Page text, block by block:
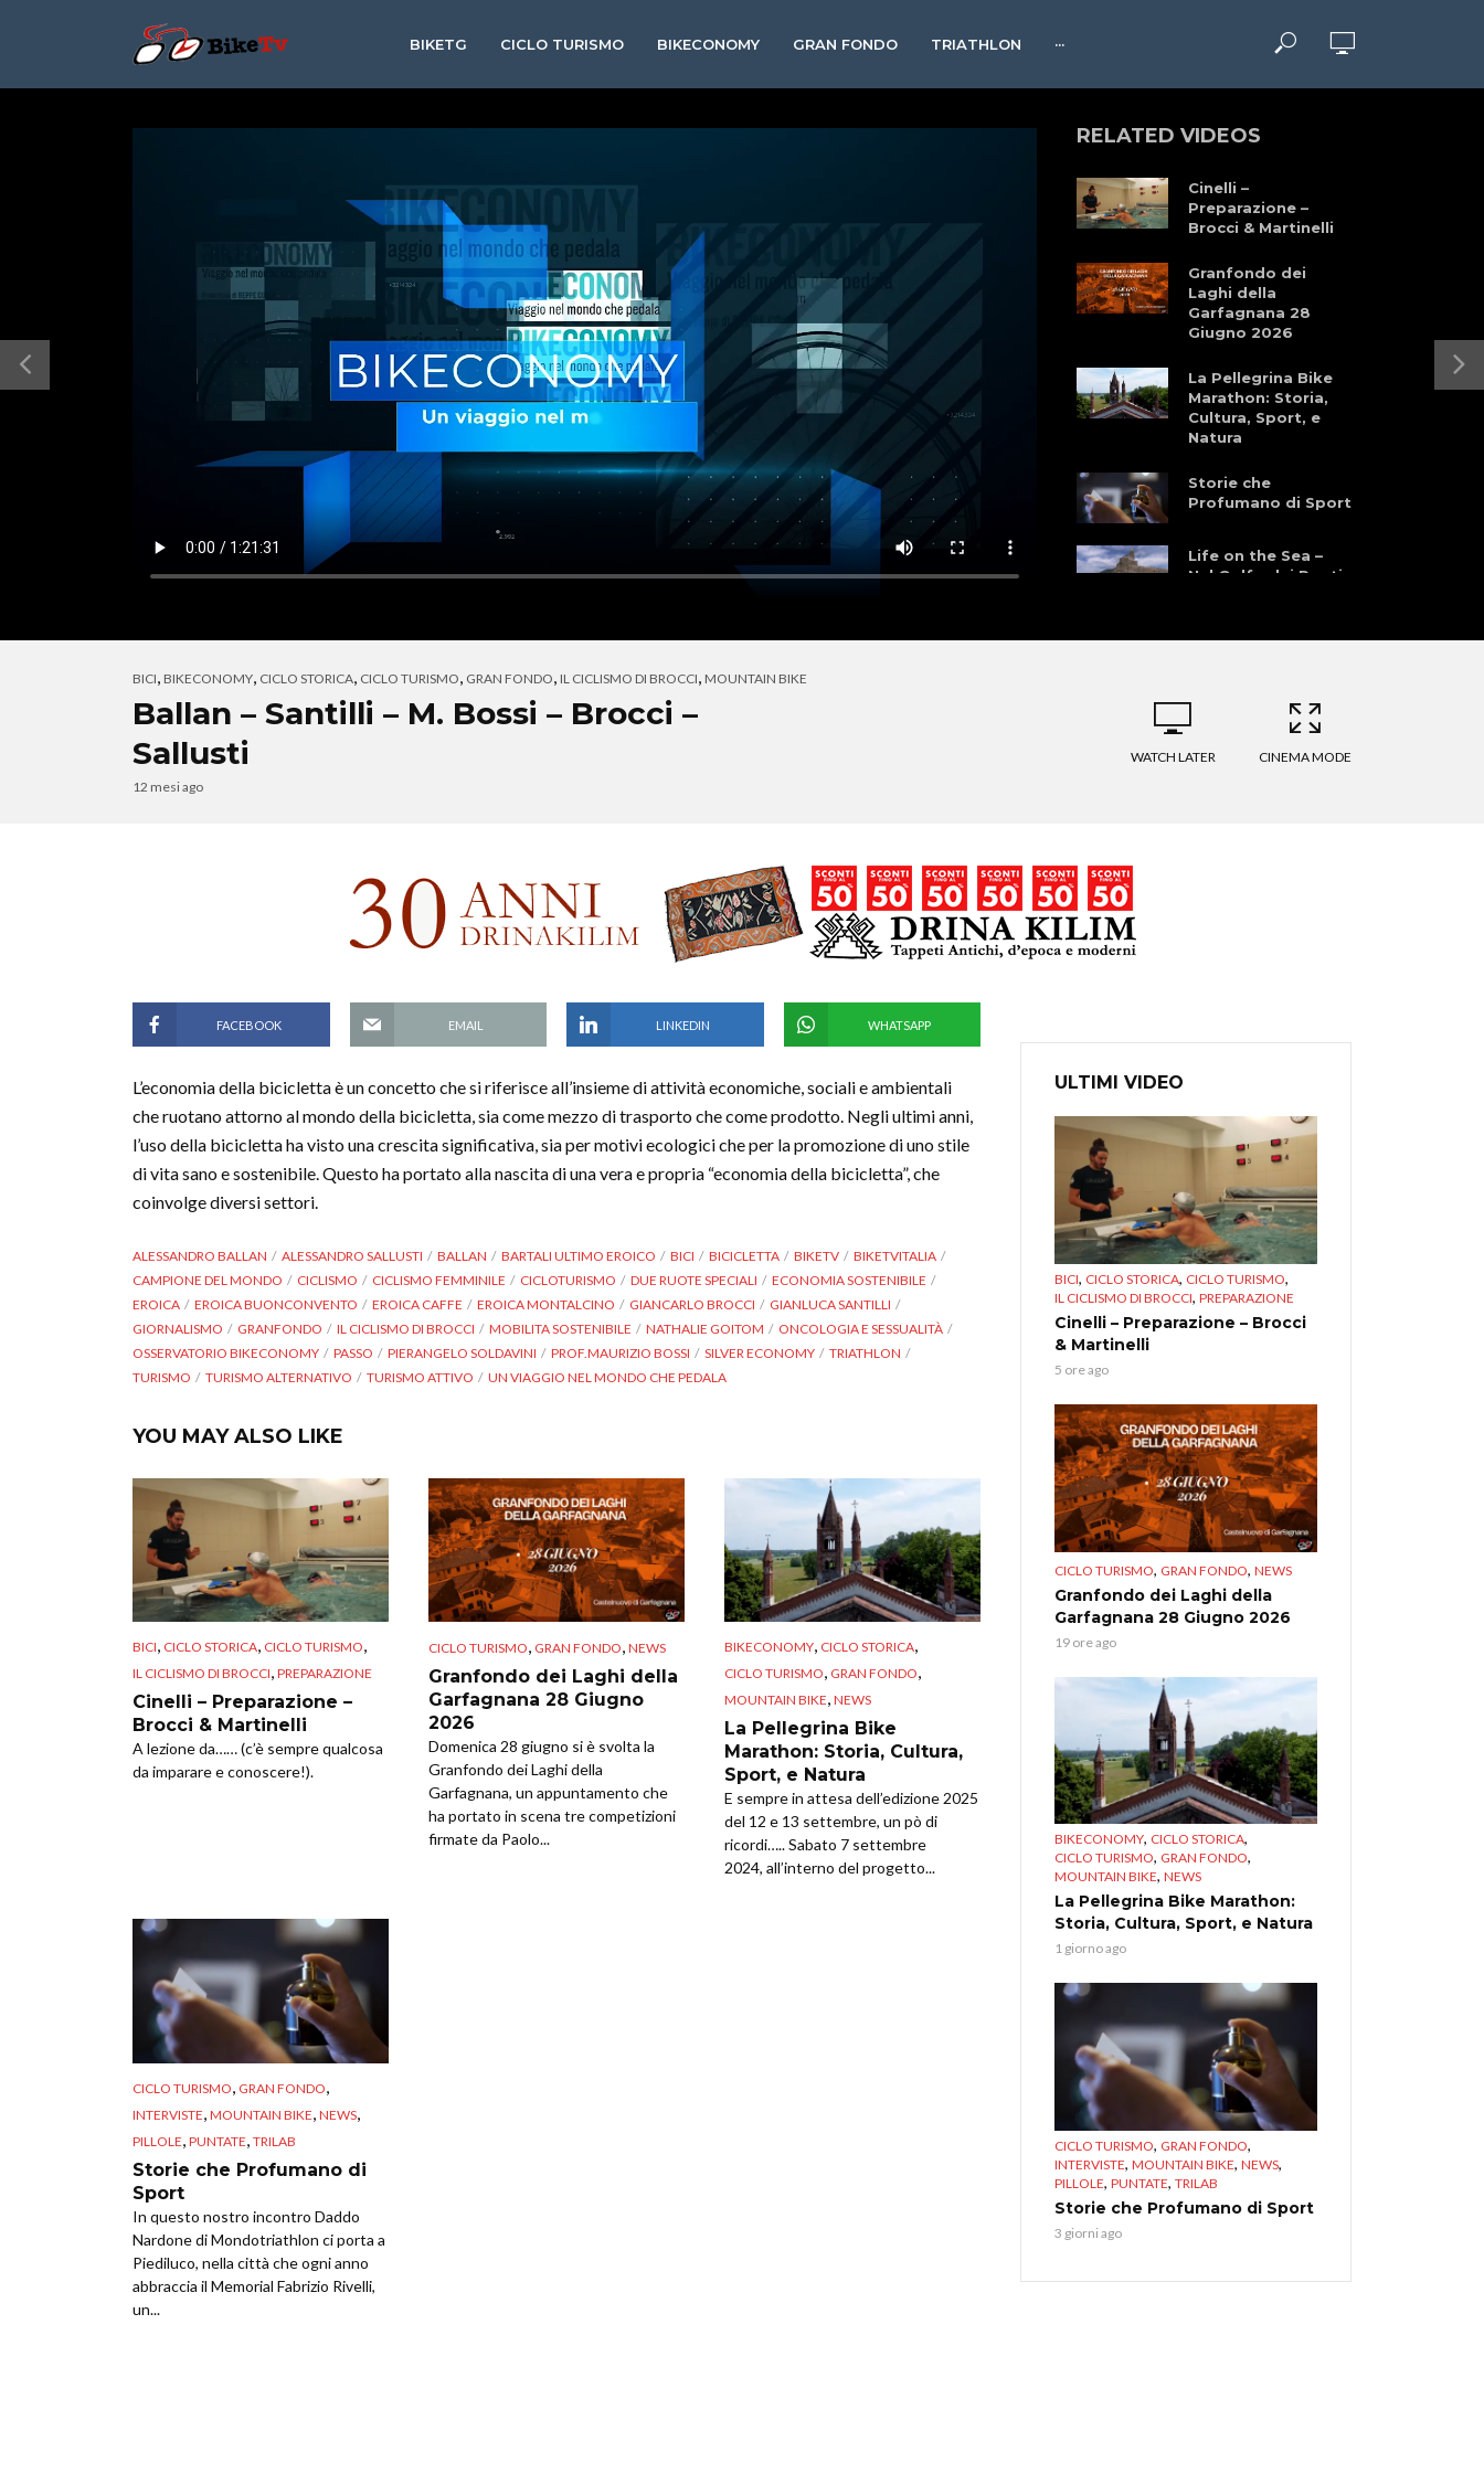
BIKETG CICLO TURISMO BIKECONOMY GRAN FONDO TRIATHLON ···
RELATED VIDEOS
Cinelli –
Preparazione –
Brocci & Martinelli
Granfondo dei
Laghi della
Garfagnana 28
Giugno 2026
La Pellegrina Bike
Marathon: Storia,
Cultura, Sport, e
Natura
Storie che
Profumano di Sport
Life on the Sea –
Nel Golfo dei Poeti
BICI, BIKECONOMY, CICLO STORICA, CICLO TURISMO, GRAN FONDO, IL CICLISMO DI BROCCI, MOUNTAIN BIKE
Ballan – Santilli – M. Bossi – Brocci –
Sallusti
12 mesi ago
WATCH LATER CINEMA MODE
FACEBOOK EMAIL LINKEDIN WHATSAPP
L’economia della bicicletta è un concetto che si riferisce all’insieme di attività economiche, sociali e ambientali
che ruotano attorno al mondo della bicicletta, sia come mezzo di trasporto che come prodotto. Negli ultimi anni,
l’uso della bicicletta ha visto una crescita significativa, sia per motivi ecologici che per la promozione di uno stile
di vita sano e sostenibile. Questo ha portato alla nascita di una vera e propria “economia della bicicletta”, che
coinvolge diversi settori.
ALESSANDRO BALLAN ALESSANDRO SALLUSTI BALLAN BARTALI ULTIMO EROICO BICI BICICLETTA BIKETV
BIKETVITALIA
CAMPIONE DEL MONDO
CICLISMO CICLISMO FEMMINILE CICLOTURISMO DUE RUOTE SPECIALI
ECONOMIA SOSTENIBILE
EROICA
EROICA BUONCONVENTO EROICA CAFFE EROICA MONTALCINO GIANCARLO BROCCI
GIANLUCA SANTILLI
GIORNALISMO
GRANFONDO IL CICLISMO DI BROCCI MOBILITA SOSTENIBILE NATHALIE GOITOM
ONCOLOGIA E SESSUALITÀ
OSSERVATORIO BIKECONOMY
PASSO PIERANGELO SOLDAVINI PROF.MAURIZIO BOSSI SILVER ECONOMY
TRIATHLON
TURISMO
TURISMO ALTERNATIVO TURISMO ATTIVO UN VIAGGIO NEL MONDO CHE PEDALA
YOU MAY ALSO LIKE
BICI, CICLO STORICA, CICLO TURISMO,
IL CICLISMO DI BROCCI, PREPARAZIONE
Cinelli – Preparazione –
Brocci & Martinelli
A lezione da…… (c’è sempre qualcosa
da imparare e conoscere!).
CICLO TURISMO, GRAN FONDO, NEWS
Granfondo dei Laghi della
Garfagnana 28 Giugno
2026
Domenica 28 giugno si è svolta la
Granfondo dei Laghi della
Garfagnana, un appuntamento che
ha portato in scena tre competizioni
firmate da Paolo...
BIKECONOMY, CICLO STORICA,
CICLO TURISMO, GRAN FONDO,
MOUNTAIN BIKE, NEWS
La Pellegrina Bike
Marathon: Storia, Cultura,
Sport, e Natura
E sempre in attesa dell’edizione 2025
del 12 e 13 settembre, un pò di
ricordi….. Sabato 7 settembre
2024, all’interno del progetto...
CICLO TURISMO GRAN FONDO
INTERVISTE MOUNTAIN BIKE NEWS
PILLOLE PUNTATE TRILAB
Storie che Profumano di
Sport
In questo nostro incontro Daddo
Nardone di Mondotriathlon ci porta a
Piediluco, nella città che ogni anno
abbraccia il Memorial Fabrizio Rivelli,
un...
ULTIMI VIDEO
BICI, CICLO STORICA, CICLO TURISMO,
IL CICLISMO DI BROCCI, PREPARAZIONE
Cinelli – Preparazione – Brocci
& Martinelli
5 ore ago
CICLO TURISMO, GRAN FONDO, NEWS
Granfondo dei Laghi della
Garfagnana 28 Giugno 2026
19 ore ago
BIKECONOMY, CICLO STORICA,
CICLO TURISMO, GRAN FONDO,
MOUNTAIN BIKE, NEWS
La Pellegrina Bike Marathon:
Storia, Cultura, Sport, e Natura
1 giorno ago
CICLO TURISMO, GRAN FONDO,
INTERVISTE, MOUNTAIN BIKE, NEWS,
PILLOLE, PUNTATE, TRILAB
Storie che Profumano di Sport
3 giorni ago